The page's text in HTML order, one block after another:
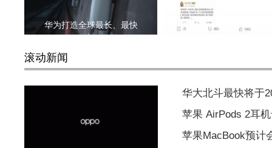
华为打造全球最长、最快 华为Pura 80 Ultra将在
滚动新闻
华大北斗最快将于
苹果 AirPods 2耳
苹果MacBook预计